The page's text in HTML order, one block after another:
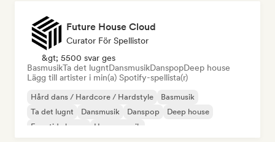
Future House Cloud
Curator För Spellistor
&gt; 5500 svar ges
BasmusikTa det lugntDansmusikDanspopDeep house
Lägg till artister i min(a) Spotify-spellista(r)
Hård dans / Hardcore / Hardstyle
Basmusik
Ta det lugnt
Dansmusik Danspop
Deep house
Framtida house
House-musik